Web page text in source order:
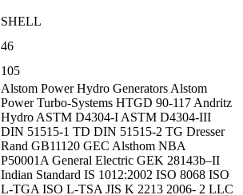
SHELL
46
105
Alstom Power Hydro Generators Alstom
Power Turbo-Systems HTGD 90-117 Andritz
Hydro ASTM D4304-I ASTM D4304-III
DIN 51515-1 TD DIN 51515-2 TG Dresser
Rand GB11120 GEC Alsthom NBA
P50001A General Electric GEK 28143b–II
Indian Standard IS 1012:2002 ISO 8068 ISO
L-TGA ISO L-TSA JIS K 2213 2006- 2 LLC